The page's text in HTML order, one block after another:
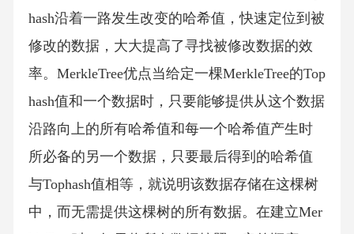
hash沿着一路发生改变的哈希值，快速定位到被
修改的数据，大大提高了寻找被修改数据的效
率。MerkleTree优点当给定一棵MerkleTree的Top
hash值和一个数据时，只要能够提供从这个数据
沿路向上的所有哈希值和每一个哈希值产生时
所必备的另一个数据，只要最后得到的哈希值
与Tophash值相等，就说明该数据存储在这棵树
中，而无需提供这棵树的所有数据。在建立Mer